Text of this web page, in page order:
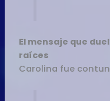
El mensaje que
raíces
Carolina fue